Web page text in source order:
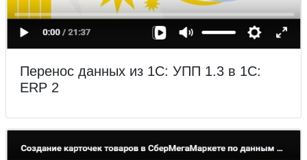
Перенос данных из 1С: УПП 1.3 в 1С:
ERP 2